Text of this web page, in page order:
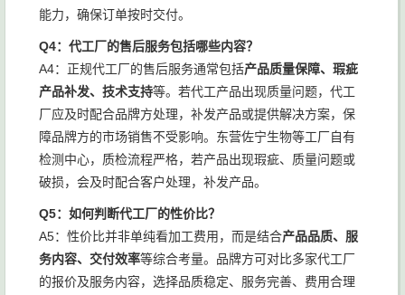
能力，确保订单按时交付。
Q4：代工厂的售后服务包括哪些内容？
A4：正规代工厂的售后服务通常包括产品质量保障、瑕疵
产品补发、技术支持等。若代工产品出现质量问题，代工
厂应及时配合品牌方处理，补发产品或提供解决方案，保
障品牌方的市场销售不受影响。东营佐宁生物等工厂自有
检测中心，质检流程严格，若产品出现瑕疵、质量问题或
破损，会及时配合客户处理，补发产品。
Q5：如何判断代工厂的性价比？
A5：性价比并非单纯看加工费用，而是结合产品品质、服
务内容、交付效率等综合考量。品牌方可对比多家代工厂
的报价及服务内容，选择品质稳定、服务完善、费用合理